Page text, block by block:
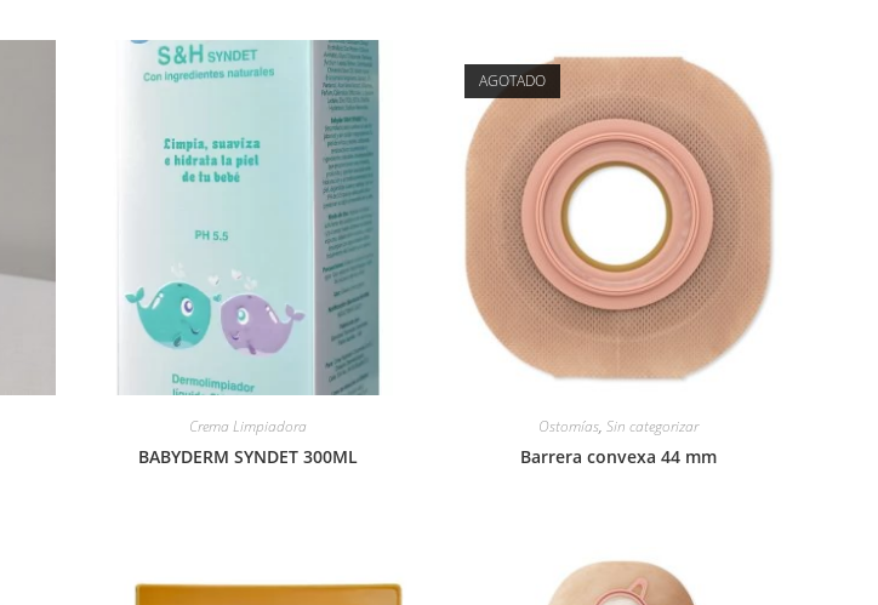
Crema Limpiadora
BABYDERM SYNDET 300ML
AGOTADO
Ostomías, Sin categorizar
Barrera convexa 44 mm